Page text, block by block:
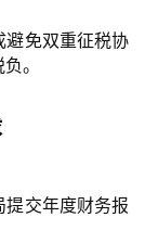
避免双重征税协
。
提交年度财务报